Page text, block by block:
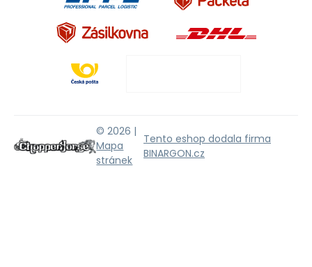
© 2026 |
Mapa
stránek
Tento eshop dodala firma
BINARGON.cz